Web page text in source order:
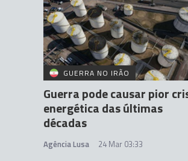
GUERRA NO IRÃO
Guerra pode causar pior
energética das últimas
décadas
Agência Lusa 24 Mar 03:33